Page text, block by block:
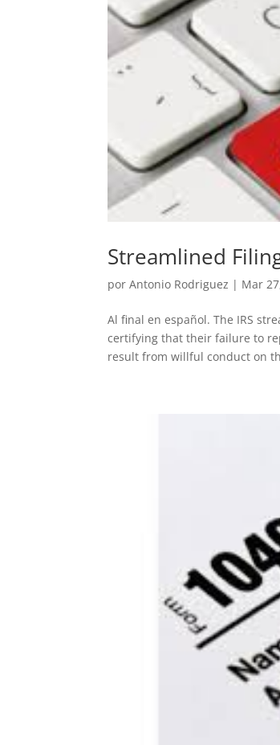
Streamlined
porAntonio Rodriguez | Mar
Al final en español. The IRS
certifying that their failure to
result from willful conduct on